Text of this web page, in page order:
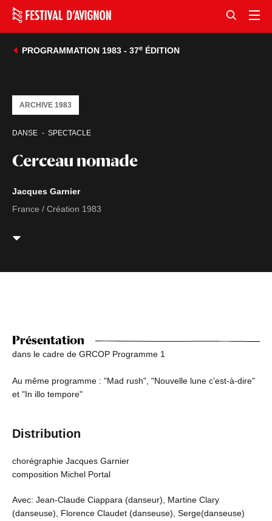
PROGRAMMATION 1983 - 37eÉDITION
Cerceau nomade
DANSE SPECTACLE
ARCHIVE 1983
Jacques Garnier
France / Création 1983
Présentation
dans le cadre de GRCOP Programme 1
Au même programme : "Mad rush", "Nouvelle lune c'est-à-dire"
et "In illo tempore"
Distribution
chorégraphie Jacques Garnier
composition Michel Portal
Avec: Jean-Claude Ciappara (danseur), Martine Clary
(danseuse), Florence Claudet (danseuse), Serge(danseuse)